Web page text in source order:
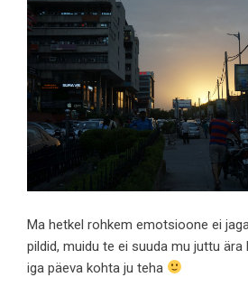
Ma hetkel rohkem emotsioone ei
pildid, muidu te ei suuda mu juttu ära
iga päeva kohta ju teha